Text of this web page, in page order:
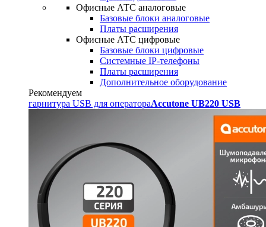
Офисные АТС аналоговые
Базовые блоки аналоговые
Платы расширения
Офисные АТС цифровые
Базовые блоки цифровые
Системные IP-телефоны
Платы расширения
Дополнительное оборудование
Рекомендуем
гарнитура USB для оператораAccutone UB220 USB